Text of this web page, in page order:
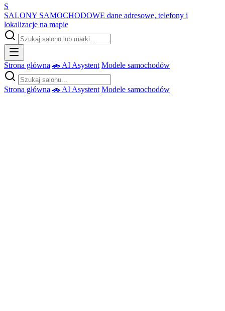
S
SALONY SAMOCHODOWE dane adresowe, telefony i
lokalizacje na mapie
Strona główna 🚗 AI Asystent Modele samochodów
Strona główna 🚗 AI Asystent Modele samochodów